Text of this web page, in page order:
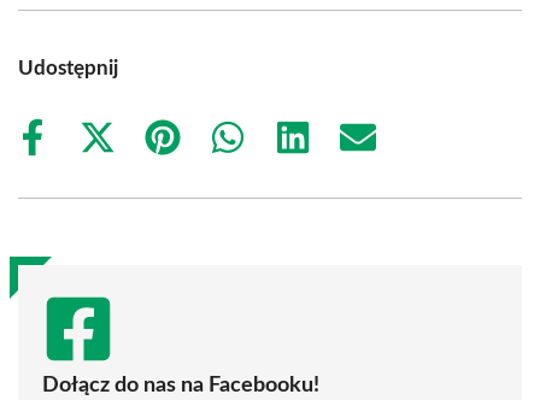
Udostępnij
Share
Share
(Twitter)
Share
Share
Share
Share
Dołącz do nas na Facebooku!